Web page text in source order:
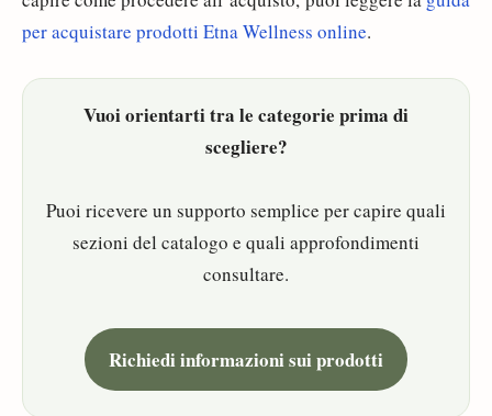
per acquistare prodotti Etna Wellness online.
Vuoi orientarti tra le categorie prima di
scegliere?
Puoi ricevere un supporto semplice per capire quali
sezioni del catalogo e quali approfondimenti
consultare.
Richiedi informazioni sui prodotti